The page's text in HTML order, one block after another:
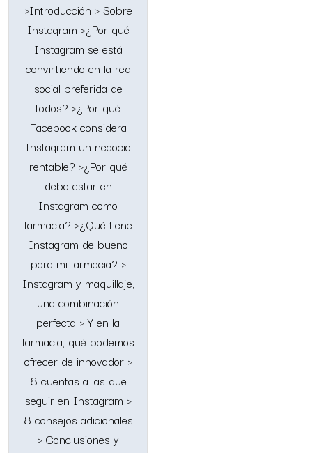
>Introducción > Sobre
Instagram >¿Por qué
Instagram se está
convirtiendo en la red
social preferida de
todos? >¿Por qué
Facebook considera
Instagram un negocio
rentable? >¿Por qué
debo estar en
Instagram como
farmacia? >¿Qué tiene
Instagram de bueno
para mi farmacia? >
Instagram y maquillaje,
una combinación
perfecta > Y en la
farmacia, qué podemos
ofrecer de innovador >
8 cuentas a las que
seguir en Instagram >
8 consejos adicionales
> Conclusiones y